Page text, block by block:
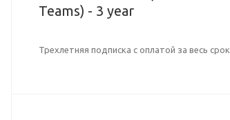
Teams) - 3 year
Трехлетняя подписка с оплатой за весь срок